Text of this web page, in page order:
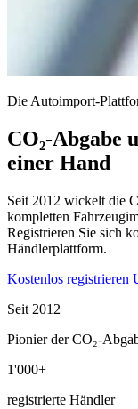
Die Autoimport-
CO₂-Abgabe
einer Hand
Seit 2012 wickelt die
kompletten
Registrieren Sie sich
Händlerplattform.
Kostenlos registrieren
Seit 2012
Pionier der CO₂-
1'000+
registrierte Händler